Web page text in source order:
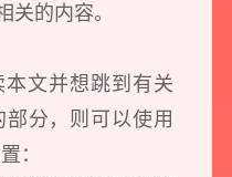
关的内容。
文并想跳到有关
部分，则可以使用
：